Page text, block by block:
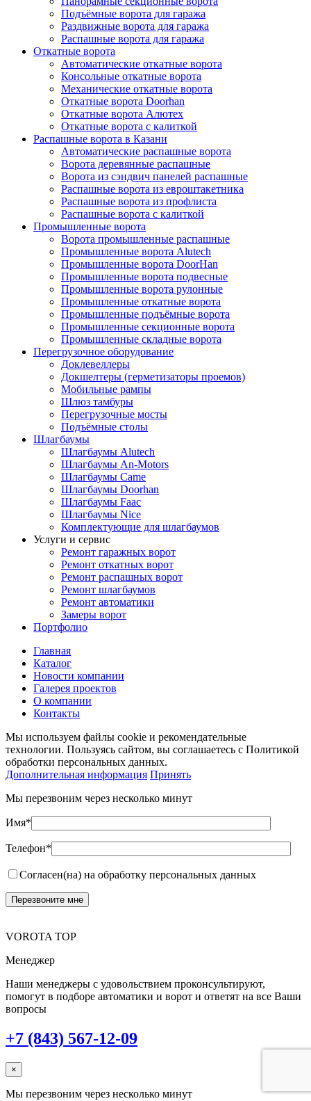
Подъёмные ворота для гаража
Раздвижные ворота для гаража
Распашные ворота для гаража
Откатные ворота
Автоматические откатные ворота
Консольные откатные ворота
Механические откатные ворота
Откатные ворота Doorhan
Откатные ворота Алютех
Откатные ворота с калиткой
Распашные ворота в Казани
Автоматические распашные ворота
Ворота деревянные распашные
Ворота из сэндвич панелей распашные
Распашные ворота из евроштакетника
Распашные ворота из профлиста
Распашные ворота с калиткой
Промышленные ворота
Ворота промышленные распашные
Промышленные ворота Alutech
Промышленные ворота DoorHan
Промышленные ворота подвесные
Промышленные ворота рулонные
Промышленные откатные ворота
Промышленные подъёмные ворота
Промышленные секционные ворота
Промышленные складные ворота
Перегрузочное оборудование
Доклевеллеры
Докшелтеры (герметизаторы проемов)
Мобильные рампы
Шлюз тамбуры
Перегрузочные мосты
Подъёмные столы
Шлагбаумы
Шлагбаумы Alutech
Шлагбаумы An-Motors
Шлагбаумы Came
Шлагбаумы Doorhan
Шлагбаумы Faac
Шлагбаумы Nice
Комплектующие для шлагбаумов
Услуги и сервис
Ремонт гаражных ворот
Ремонт откатных ворот
Ремонт распашных ворот
Ремонт шлагбаумов
Ремонт автоматики
Замеры ворот
Портфолио
Главная
Каталог
Новости компании
Галерея проектов
О компании
Контакты
Мы используем файлы cookie и рекомендательные
технологии. Пользуясь сайтом, вы соглашаетесь с Политикой
обработки персональных данных.
Дополнительная информация Принять
Мы перезвоним через несколько минут
Имя*
Телефон*
Согласен(на) на обработку персональных данных
VOROTA TOP
Менеджер
Наши менеджеры с удовольствием проконсультируют,
помогут в подборе автоматики и ворот и ответят на все Ваши
вопросы
+7 (843) 567-12-09
×
Мы перезвоним через несколько минут